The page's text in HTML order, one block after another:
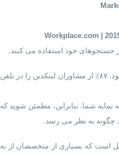
جستجوهای خود استفاده می کنند.
– اگرچه این بهترین روش یک راه حل سریع است، اغلب نادیده گرفته می شود. ۸۷٪ از مشاوران لینکدین را در تلفن
ظاهر می شود، به علاوه فقط ۴۲ نویسه اول از خلاصه نمایه شما. بنابراین، مطمئن شوید که
چگونه به نظر می رسد.
است که بسیاری از متخصصان از به